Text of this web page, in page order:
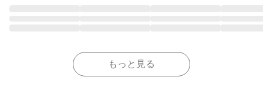
もっと見る